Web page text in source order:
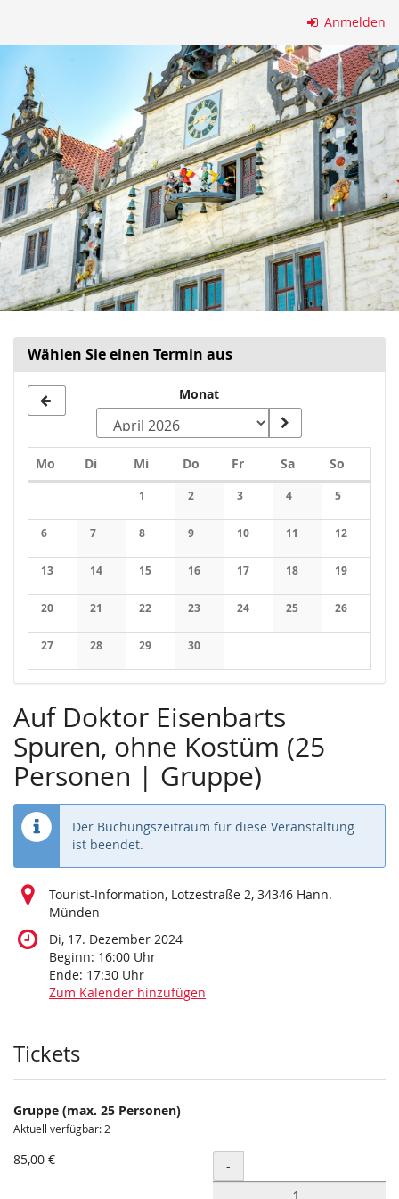
springen
Anmelden
Wählen Sie einen Termin aus
Monat
Mo Montag
DiDienstag
MiMittwoch
Do Donnerstag
FrFreitagSaSamstag
So
1
Keine Veranstaltungen
2
Keine Veranstaltungen
3
Keine Veranstaltungen
4
Keine
5
Keine
6
Keine Veranstaltungen
7
Keine Veranstaltungen
8
Keine Veranstaltungen
9
Keine Veranstaltungen
10
Keine Veranstaltungen
11
Keine
12
Keine
13
Keine Veranstaltungen
14
Keine Veranstaltungen
15
Keine Veranstaltungen
16
Keine Veranstaltungen
17
Keine Veranstaltungen
18
Keine
19
Keine
20
Keine Veranstaltungen
21
Keine Veranstaltungen
22
Keine Veranstaltungen
23
Keine Veranstaltungen
24
Keine Veranstaltungen
25
Keine
26
Keine
27
Keine Veranstaltungen
28
Keine Veranstaltungen
29
Keine Veranstaltungen
30
Keine Veranstaltungen
Auf Doktor Eisenbarts
Spuren, ohne Kostüm (25
Personen | Gruppe)
Der Buchungszeitraum für diese Veranstaltung
ist beendet.
Tourist-Information, Lotzestraße 2, 34346 Hann.
Münden
Di, 17. Dezember 2024
Beginn: 16:00 Uhr
Ende: 17:30 Uhr
Zum Kalender hinzufügen
Produkte
Tickets
Gruppe (max. 25 Personen)
Aktuell verfügbar: 2
85,00 € Menge
-